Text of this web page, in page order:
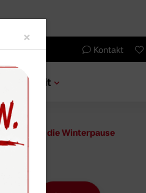
Kontakt
& Freizeit
04 in die Winterpause
× Close